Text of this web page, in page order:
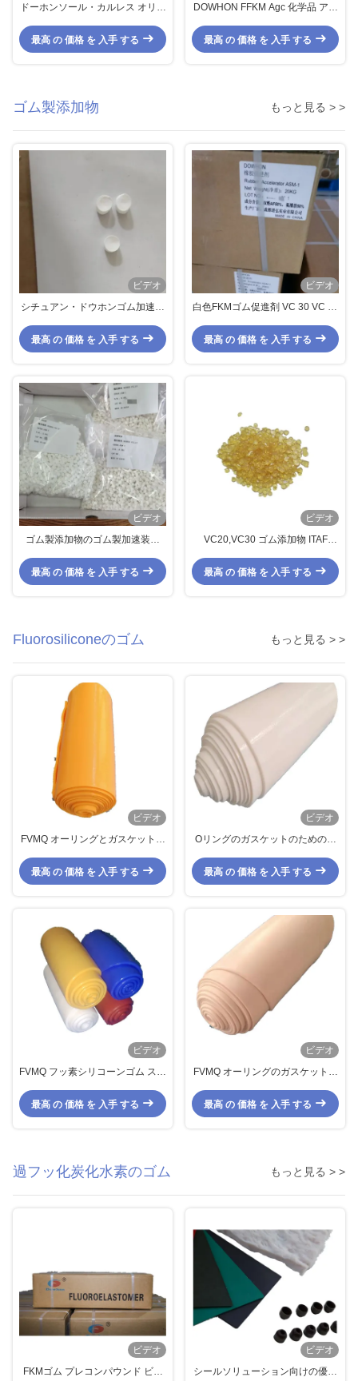
ドーホンソール・カルレス オリン
最高 の 価格 を 入手 する
DOWHON FFKM Agc 化学品 アフ
200p/ 300s オリング
最高 の 価格 を 入手 する
ゴム製添加物 もっと見る > >
ビデオ
シチュアン・ドウホンゴム加速器
ストーマーゴム
最高 の 価格 を 入手 する
ビデオ
白色FKMゴム促進剤 VC 30 VC 20
最高 の 価格 を 入手 する
ビデオ
ゴム製添加物のゴム製加速装置
Fluoroelastomerのゴムのための
20
最高 の 価格 を 入手 する
ビデオ
VC20,VC30 ゴム添加物 ITAF
ゴムコポリマー
最高 の 価格 を 入手 する
Fluorosiliconeのゴム もっと見る > >
ビデオ
FVMQ オーリングとガスケット用
最高 の 価格 を 入手 する
ビデオ
Oリングのガスケットのためのフ
最高 の 価格 を 入手 する
ビデオ
FVMQ フッ素シリコーンゴム スラ
最高 の 価格 を 入手 する
ビデオ
FVMQ オーリングのガスケットの
性
最高 の 価格 を 入手 する
過フッ化炭化水素のゴム もっと見る > >
ビデオ
FKMゴム プレコンパウンド ビス
ビデオ
シールソリューション向けの優れ